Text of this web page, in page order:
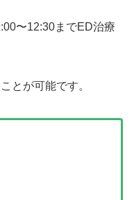
〜12:30までED治療
とが可能です。